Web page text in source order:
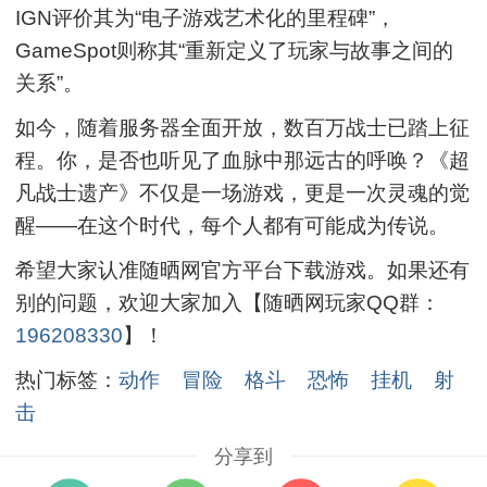
IGN评价其为“电子游戏艺术化的里程碑”，
GameSpot则称其“重新定义了玩家与故事之间的
关系”。
如今，随着服务器全面开放，数百万战士已踏上征
程。你，是否也听见了血脉中那远古的呼唤？《超
凡战士遗产》不仅是一场游戏，更是一次灵魂的觉
醒——在这个时代，每个人都有可能成为传说。
希望大家认准随晒网官方平台下载游戏。如果还有
别的问题，欢迎大家加入【随晒网玩家QQ群：
196208330】！
热门标签：动作 冒险 格斗 恐怖 挂机
射
击
分享到